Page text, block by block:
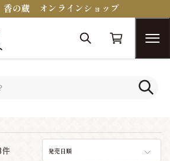
の蔵 オンラインショップ
件 発売日順